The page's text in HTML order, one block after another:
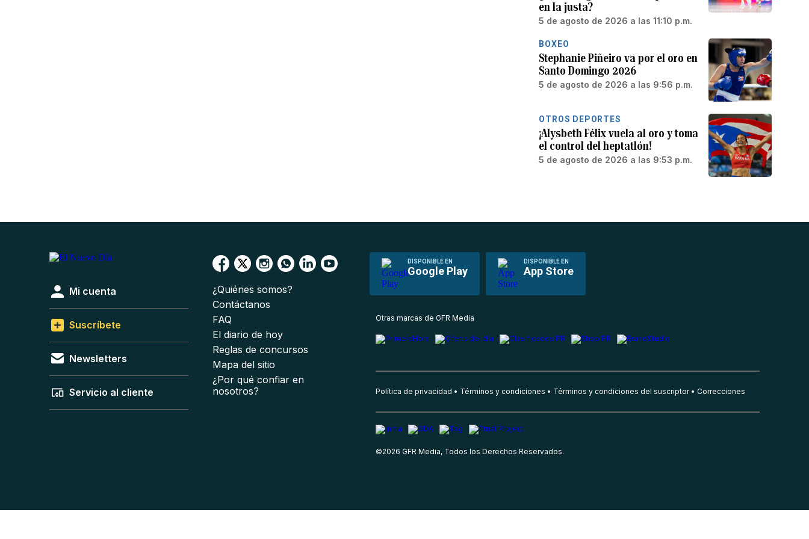
en la justa?
5 de agosto de 2026 a las 11:10 p.m.
BOXEO
Stephanie Piñeiro va por el oro en
Santo Domingo 2026
5 de agosto de 2026 a las 9:56 p.m.
OTROS DEPORTES
¡Alysbeth Félix vuela al oro y toma
el control del heptatlón!
5 de agosto de 2026 a las 9:53 p.m.
DISPONIBLE EN
Google Play
DISPONIBLE EN
App Store
Mi cuenta
Suscríbete
Newsletters
Servicio al cliente
¿Quiénes somos?
Contáctanos
FAQ
El diario de hoy
Reglas de concursos
Mapa del sitio
¿Por qué confiar en
nosotros?
Otras marcas de GFR Media
Política de privacidad Términos y condiciones Términos y condiciones del suscriptor Correcciones
©2026 GFR Media, Todos los Derechos Reservados.